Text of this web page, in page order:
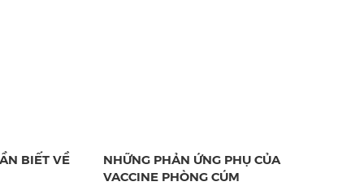
BIẾT VỀ
NHỮNG PHẢN ỨNG PHỤ CỦA
VACCINE PHÒNG CÚM